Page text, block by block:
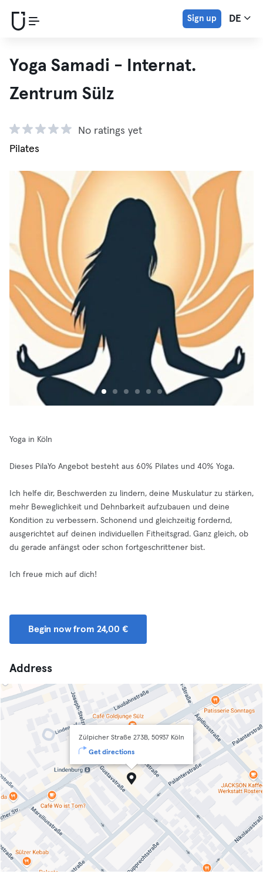
Sign up DE
Yoga Samadi - Internat.
Zentrum Sülz
No ratings yet
Pilates
Yoga in Köln
Dieses PilaYo Angebot besteht aus 60% Pilates und 40% Yoga.
Ich helfe dir, Beschwerden zu lindern, deine Muskulatur zu stärken,
mehr Beweglichkeit und Dehnbarkeit aufzubauen und deine
Kondition zu verbessern. Schonend und gleichzeitig fordernd,
ausgerichtet auf deinen individuellen Fitheitsgrad. Ganz gleich, ob
du gerade anfängst oder schon fortgeschrittener bist.
Ich freue mich auf dich!
Begin now from 24,00 €
Address
Zülpicher Straße 273B, 50937 Köln
Get directions